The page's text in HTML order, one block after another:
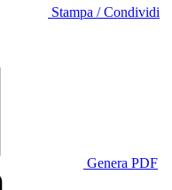
Stampa / Condividi
Genera PDF